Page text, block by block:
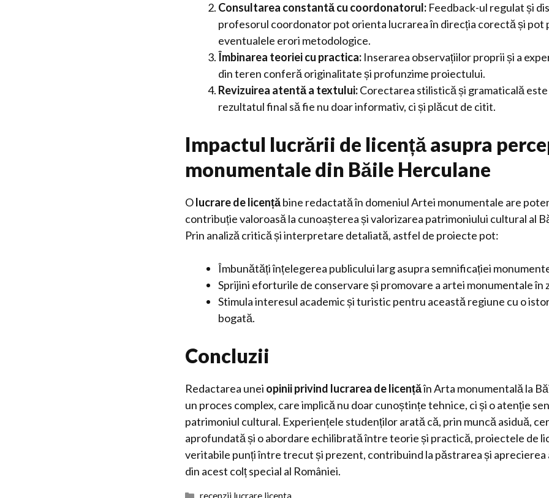
Consultarea constantă cu coordonatorul: Feedback-ul regulat și
profesorul coordonator pot orienta lucrarea în direcția corectă și pot
eventualele erori metodologice.
Îmbinarea teoriei cu practica: Inserarea observațiilor proprii și a
din teren conferă originalitate și profunzime proiectului.
Revizuirea atentă a textului:Corectarea stilistică și gramaticală
rezultatul final să fie nu doar informativ, ci și plăcut de citit.
Impactul lucrării de licență asupra
monumentale din Băile Herculane
Olucrare de licențăbine redactată în domeniul Artei monumentale are
contribuție valoroasă la cunoașterea și valorizarea patrimoniului cultural al
Prin analiză critică și interpretare detaliată, astfel de proiecte pot:
Îmbunătăți înțelegerea publicului larg asupra semnificației
Sprijini eforturile de conservare și promovare a artei monumentale în
Stimula interesul academic și turistic pentru această regiune cu o
bogată.
Concluzii
Redactarea unei opinii privind lucrarea de licențăîn Arta monumentală la
un proces complex, care implică nu doar cunoștințe tehnice, ci și o atenție
patrimoniul cultural. Experiențele studenților arată că, prin muncă asiduă,
aprofundată și o abordare echilibrată între teorie și practică, proiectele de
veritabile punți între trecut și prezent, contribuind la păstrarea și
din acest colț special al României.
Categorii
recenzii lucrare licenta